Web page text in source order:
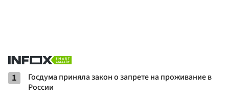
1
Госдума приняла закон о запрете на проживание в
России